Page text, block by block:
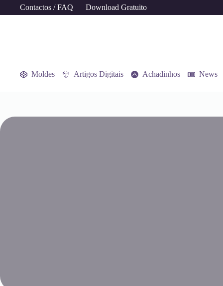
Contactos / FAQ Download Gratuito
Moldes Artigos Digitais Achadinhos News